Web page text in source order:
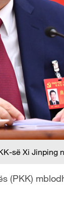
së Xi Jinping
(PKK)